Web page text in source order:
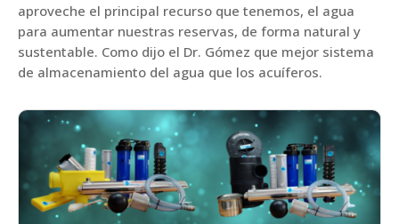
aproveche el principal recurso que tenemos, el agua
para aumentar nuestras reservas, de forma natural y
sustentable. Como dijo el Dr. Gómez que mejor sistema
de almacenamiento del agua que los acuíferos.